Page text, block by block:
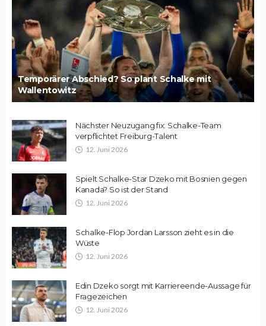
Temporärer Abschied? So plant Schalke mit
Wallentowitz
Nächster Neuzugang fix: Schalke-Team
verpflichtet Freiburg-Talent
12. Juni 2026
Spielt Schalke-Star Dzeko mit Bosnien gegen
Kanada? So ist der Stand
12. Juni 2026
Schalke-Flop Jordan Larsson zieht es in die
Wüste
12. Juni 2026
Edin Dzeko sorgt mit Karriereende-Aussage für
Fragezeichen
12. Juni 2026